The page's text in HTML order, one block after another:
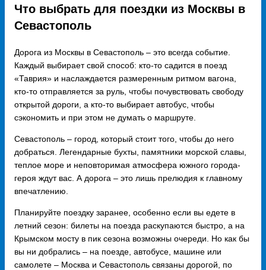
Что выбрать для поездки из Москвы в
Севастополь
Дорога из Москвы в Севастополь – это всегда событие.
Каждый выбирает свой способ: кто-то садится в поезд
«Таврия» и наслаждается размеренным ритмом вагона,
кто-то отправляется за руль, чтобы почувствовать свободу
открытой дороги, а кто-то выбирает автобус, чтобы
сэкономить и при этом не думать о маршруте.
Севастополь – город, который стоит того, чтобы до него
добраться. Легендарные бухты, памятники морской славы,
теплое море и неповторимая атмосфера южного города-
героя ждут вас. А дорога – это лишь прелюдия к главному
впечатлению.
Планируйте поездку заранее, особенно если вы едете в
летний сезон: билеты на поезда раскупаются быстро, а на
Крымском мосту в пик сезона возможны очереди. Но как бы
вы ни добрались – на поезде, автобусе, машине или
самолете – Москва и Севастополь связаны дорогой, по